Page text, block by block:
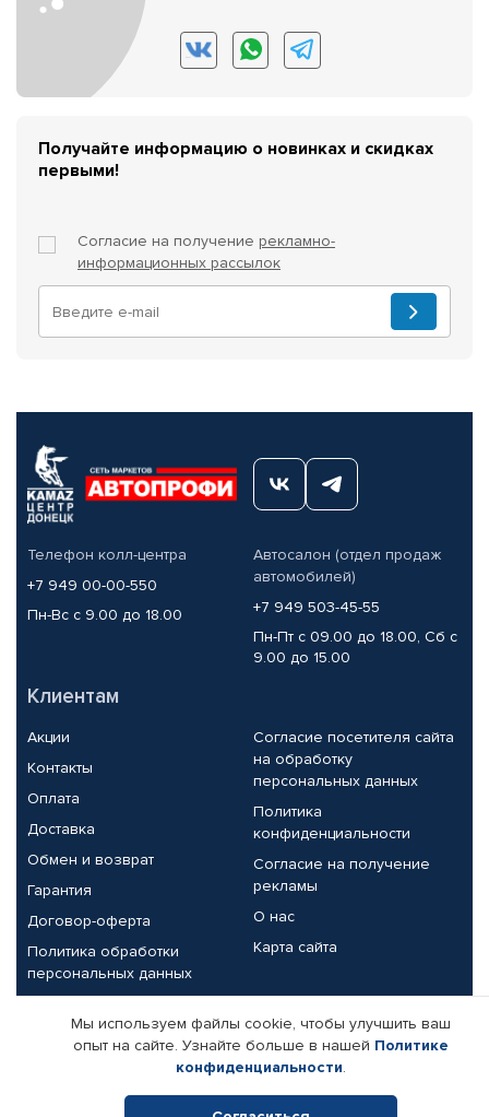
Получайте информацию о новинках и скидках
первыми!
Согласие на получение рекламно-
информационных рассылок
Телефон колл-центра
+7 949 00-00-550
Пн-Вс с 9.00 до 18.00
Автосалон (отдел продаж
автомобилей)
+7 949 503-45-55
Пн-Пт с 09.00 до 18.00, Сб с
9.00 до 15.00
Клиентам
Акции
Контакты
Оплата
Доставка
Обмен и возврат
Гарантия
Договор-оферта
Политика обработки
персональных данных
Согласие посетителя сайта
на обработку
персональных данных
Политика
конфиденциальности
Согласие на получение
рекламы
О нас
Карта сайта
Партнерам
Корпоративным клиентам
Поставщикам
Реквизиты компании
Мы используем файлы cookie, чтобы улучшить ваш
опыт на сайте. Узнайте больше в нашей Политике
конфиденциальности.